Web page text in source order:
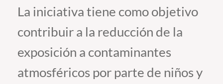
Admisión
Pregrado
Postgrado
Formación Continua
La iniciativa tiene como objetivo
contribuir a la reducción de la
exposición a contaminantes
atmosféricos por parte de niños y